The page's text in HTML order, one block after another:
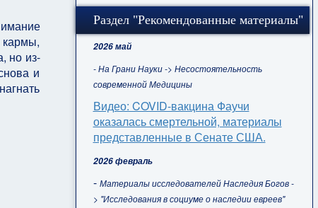
но из-
и
Раздел "Рекомендованные материалы"
2026 май
- На Грани Науки -> Несостоятельность
современной Медицины
Видео: COVID-вакцина Фаучи
оказалась смертельной, материалы
представленные в Сенате США.
2026 февраль
- Материалы исследователей Наследия Богов -
> "Исследования в социуме о наследии евреев"